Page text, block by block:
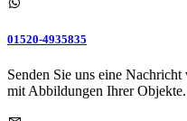
01520-4935835
Senden Sie uns eine
mit Abbildungen Ihrer Objekte.